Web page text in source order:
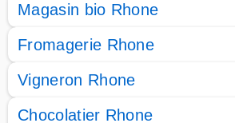
Magasin bio Rhone
Fromagerie Rhone
Vigneron Rhone
Chocolatier Rhone